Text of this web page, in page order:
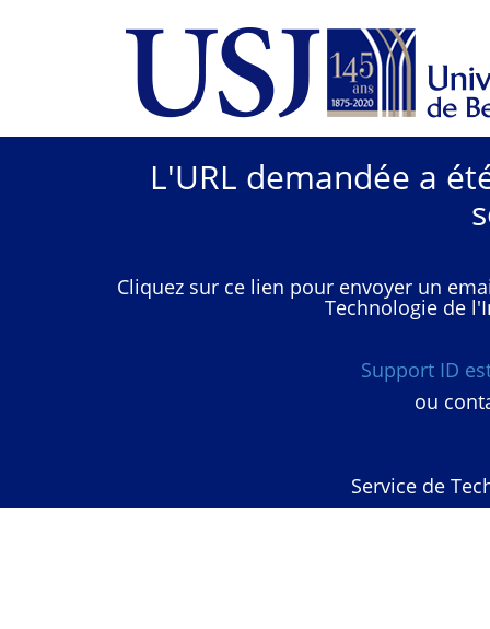
L'URL demandée a
Cliquez sur ce lien pour envoyer un
Technologie de
Support ID
ou
Service de